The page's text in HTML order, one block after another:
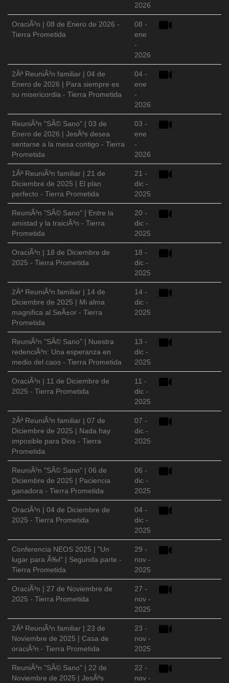
2026
OraciÃ³n | 08 de Enero de 2026 -
Tierra Prometida
08 -
ene
-
2026
2Âª ReuniÃ³n familiar | 04 de
Enero de 2026 | Para siempre es
su misericordia - Tierra Prometida
04 -
ene
-
2026
ReuniÃ³n "SÃ© Sano" | 03 de
Enero de 2026 | JesÃºs desea
sentarse a la mesa contigo - Tierra
Prometida
03 -
ene
-
2026
1Âª ReuniÃ³n familiar | 21 de
Diciembre de 2025 | El plan
perfecto - Tierra Prometida
21 -
dic -
2025
ReuniÃ³n "SÃ© Sano" | Entre la
amistad y la traiciÃ³n - Tierra
Prometida
20 -
dic -
2025
OraciÃ³n | 18 de Diciembre de
2025 - Tierra Prometida
18 -
dic -
2025
2Âª ReuniÃ³n familiar | 14 de
Diciembre de 2025 | Mi alma
magnifica al SeÃ±or - Tierra
Prometida
14 -
dic -
2025
ReuniÃ³n "SÃ© Sano" | Nuestra
redenciÃ³n: Una esperanza en
medio del caos - Tierra Prometida
13 -
dic -
2025
OraciÃ³n | 11 de Diciembre de
2025 - Tierra Prometida
11 -
dic -
2025
2Âª ReuniÃ³n familiar | 07 de
Diciembre de 2025 | Nada hay
imposible para Dios - Tierra
Prometida
07 -
dic -
2025
ReuniÃ³n "SÃ© Sano" | 06 de
Diciembre de 2025 | Paciencia
ganadora - Tierra Prometida
06 -
dic -
2025
OraciÃ³n | 04 de Diciembre de
2025 - Tierra Prometida
04 -
dic -
2025
Conferencia NEOS 2025 | "Un
lugar para Ã‰l" | Segunda parte -
Tierra Prometida
29 -
nov -
2025
OraciÃ³n | 27 de Noviembre de
2025 - Tierra Prometida
27 -
nov -
2025
2Âª ReuniÃ³n familiar | 23 de
Noviembre de 2025 | Casa de
oraciÃ³n - Tierra Prometida
23 -
nov -
2025
ReuniÃ³n "SÃ© Sano" | 22 de
Noviembre de 2025 | JesÃºs
22 -
nov -